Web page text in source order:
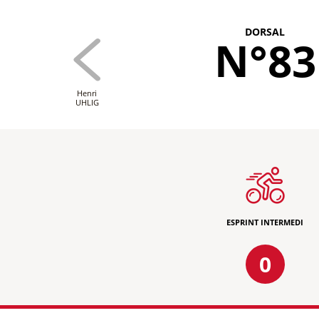
DORSAL
N°83
Henri
UHLIG
ESPRINT INTERMEDI
0